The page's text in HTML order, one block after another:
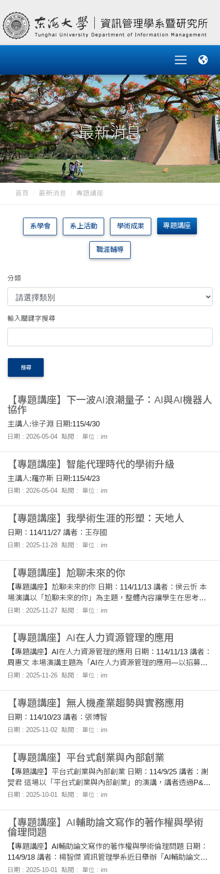
最新消息
首頁 最新消息 專題講座
系學會 系上活動 學術成果 專題講座
職涯輔導
分類
輸入關鍵字搜尋
搜尋
【專題講座】下一波AI浪潮量子：AI與AI機器人
協作
主講人:徐子淵 日期:115/4/30
日期 : 2026-05-04 點閱 : 單位 : im
【專題講座】智能代理時代的學術升級
主講人:羅亦斯 日期:115/4/23
日期 : 2026-05-04 點閱 : 單位 : im
【專題講座】我學術生涯的形塑：天地人
日期：114/11/27 講者：王存國
日期 : 2025-11-28 點閱 : 單位 : im
【專題講座】尬聊未來的你
【專題講座】尬聊未來的你 日期：114/11/13 講者：侯云忻 本
場演講以「尬聊未來的你」為主題，整體內容讓學生在思考未
來時獲得全新的視角與方法。在聽完講者的分享後，學生特別
為自己的焦慮來自能力不足，但透過這場演講，他才發現更多
時候是資訊不透明、自我懷疑與他人期望造成的。這讓學生感
到放心，也了解到原來許多人都在面對同樣的情緒壓力。 在討
論「未來的選擇難題」時，講者將方向分為技能導向、興趣導
日期 : 2025-11-27 點閱 : 單位 : im
【專題講座】AI在人力資源管理的應用
【專題講座】AI在人力資源管理的應用 日期：114/11/13 講者：
周惠文 本場演講主題為「AI在人力資源管理的應用—以招募為
例」，由周惠文教授主講，內容聚焦人工智慧如何重塑企業人
績效到薪酬管理的全面革新。以招募流程為例，AI能運用自然
語言處理與語義比對分析履歷，提高候選人篩選效率並降低人
為偏差。然而，教授也提醒，AI在人資應用的最大挑戰在於公
示企
日期 : 2025-11-26 點閱 : 單位 : im
【專題講座】無人機產業趨勢與實務應用
日期：114/10/23 講者：張博智
日期 : 2025-11-02 點閱 : 單位 : im
【專題講座】平台式創業與內部創業
【專題講座】平台式創業與內部創業 日期：114/9/25 講者：謝
焸君 這場以「平台式創業與內部創業」的演講，講者透過P&G
從「研發」（R&D）轉向「連結與開發」（C&D）的案例，讓
Google這樣的大企業，也都是靠著群眾共創平台或跨界合作，
打造出更具彈性與廣度的創新生態圈，這讓同學們體會到平台
策略並不是網路產業的專利，而是各種產業都能運用的共好模
式。 在談到「內部創業」時，讓同學們印象很深刻的一點是：
它強調在組織內也要像企業家一樣行
日期 : 2025-10-01 點閱 : 單位 : im
【專題講座】AI輔助論文寫作的著作權與學術
倫理問題
【專題講座】AI輔助論文寫作的著作權與學術倫理問題 日期：
114/9/18 講者：楊智傑 資訊管理學系近日舉辦「AI輔助論文寫
作的著作權與學術倫理問題」專題演講，邀請國立雲林科技大
日期 : 2025-10-01 點閱 : 單位 : im